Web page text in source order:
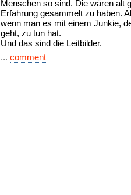
Menschen so sind. Die wären alt
Erfahrung gesammelt zu haben.
wenn man es mit einem Junkie,
geht, zu tun hat.
Und das sind die Leitbilder.
... comment